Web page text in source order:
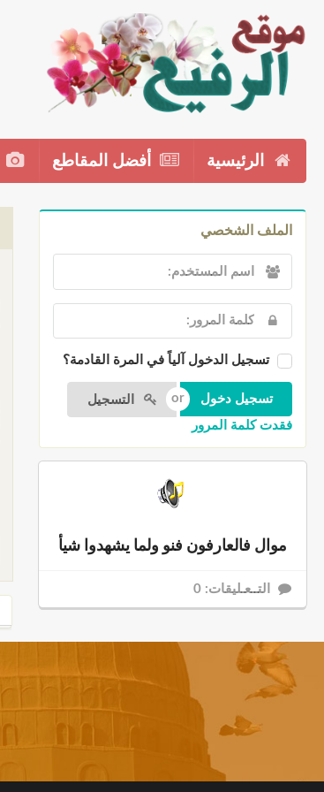
الرئيسية أفضل المقاطع
الملف الشخصي
تسجيل الدخول آلياً في المرة القادمة؟
التسجيل
فقدت كلمة المرور
موال فالعارفون فنو ولما يشهدوا شيأ
التــعـليقات: 0